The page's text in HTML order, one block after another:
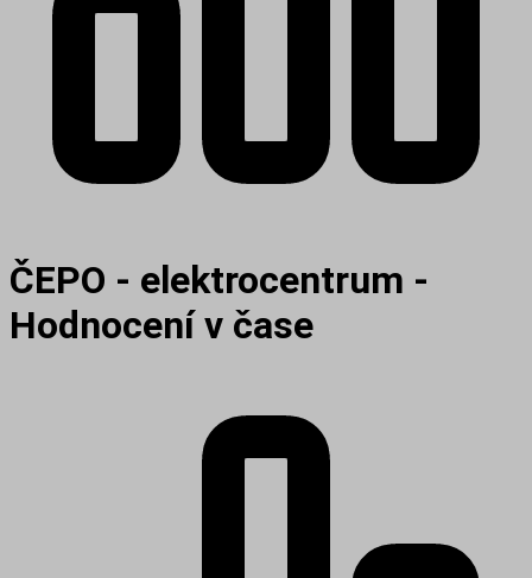
ČEPO - elektrocentrum -
Hodnocení v čase